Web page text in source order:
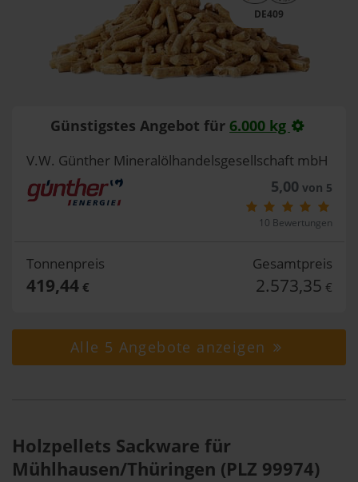
DE409
Günstigstes Angebot für 6.000 kg
V.W. Günther Mineralölhandelsgesellschaft mbH
5,00 von 5
10 Bewertungen
Tonnenpreis
419,44€
Gesamtpreis
2.573,35 €
Alle 5 Angebote anzeigen
Holzpellets Sackware für
Mühlhausen/Thüringen (PLZ 99974)